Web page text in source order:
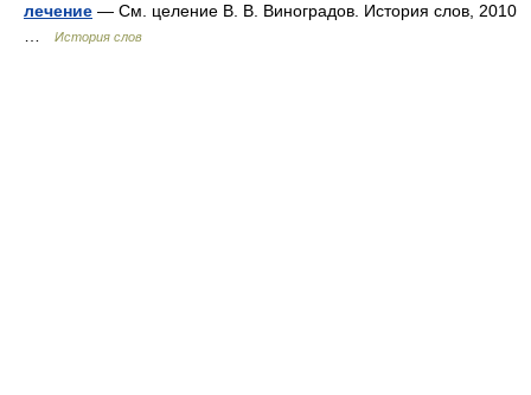
лечение — См. целение В. В. Виноградов. История слов, 2010
История слов